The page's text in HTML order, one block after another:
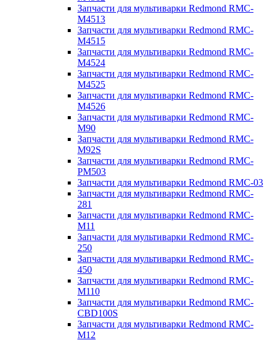
Запчасти для мультиварки Redmond RMC-
M4513
Запчасти для мультиварки Redmond RMC-
M4515
Запчасти для мультиварки Redmond RMC-
M4524
Запчасти для мультиварки Redmond RMC-
M4525
Запчасти для мультиварки Redmond RMC-
M4526
Запчасти для мультиварки Redmond RMC-
M90
Запчасти для мультиварки Redmond RMC-
M92S
Запчасти для мультиварки Redmond RMC-
PM503
Запчасти для мультиварки Redmond RMC-03
Запчасти для мультиварки Redmond RMC-
281
Запчасти для мультиварки Redmond RMC-
M11
Запчасти для мультиварки Redmond RMC-
250
Запчасти для мультиварки Redmond RMC-
450
Запчасти для мультиварки Redmond RMC-
M110
Запчасти для мультиварки Redmond RMC-
CBD100S
Запчасти для мультиварки Redmond RMC-
M12